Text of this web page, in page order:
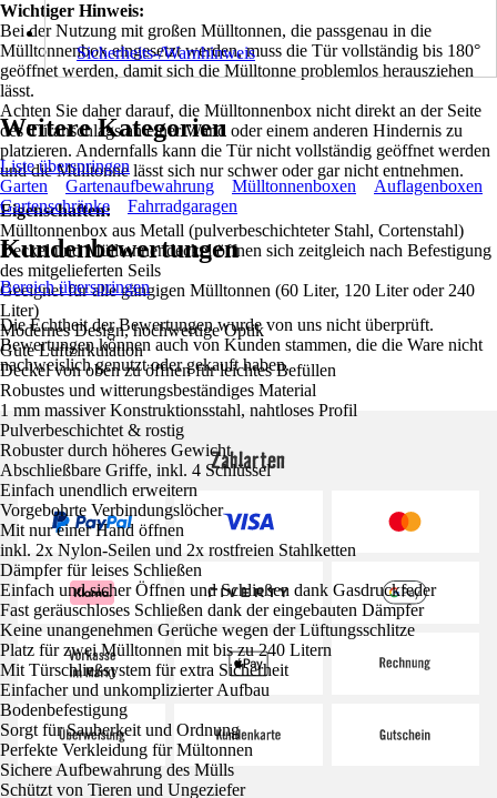
Wichtiger Hinweis:
Bei der Nutzung mit großen Mülltonnen, die passgenau in die
Mülltonnenbox eingesetzt werden, muss die Tür vollständig bis 180°
geöffnet werden, damit sich die Mülltonne problemlos herausziehen
lässt.
Achten Sie daher darauf, die Mülltonnenbox nicht direkt an der Seite
des Türanschlags an einer Wand oder einem anderen Hindernis zu
platzieren. Andernfalls kann die Tür nicht vollständig geöffnet werden
und die Mülltonne lässt sich nur schwer oder gar nicht entnehmen.
Eigenschaften:
Mülltonnenbox aus Metall (pulverbeschichteter Stahl, Cortenstahl)
Deckel und Mülltonnendeckel öffnen sich zeitgleich nach Befestigung
des mitgelieferten Seils
Geeignet für alle gängigen Mülltonnen (60 Liter, 120 Liter oder 240
Liter)
Modernes Design, hochwertige Optik
Gute Luftzirkulation
Deckel von oben zu öffnen für leichtes Befüllen
Robustes und witterungsbeständiges Material
1 mm massiver Konstruktionsstahl, nahtloses Profil
Pulverbeschichtet & rostig
Robuster durch höheres Gewicht
Abschließbare Griffe, inkl. 4 Schlüssel
Einfach unendlich erweitern
Vorgebohrte Verbindungslöcher
Mit nur einer Hand öffnen
inkl. 2x Nylon-Seilen und 2x rostfreien Stahlketten
Dämpfer für leises Schließen
Einfach und sicher Öffnen und Schließen dank Gasdruckfeder
Fast geräuschloses Schließen dank der eingebauten Dämpfer
Keine unangenehmen Gerüche wegen der Lüftungsschlitze
Platz für zwei Mülltonnen mit bis zu 240 Litern
Mit Türschließsystem für extra Sicherheit
Einfacher und unkomplizierter Aufbau
Bodenbefestigung
Sorgt für Sauberkeit und Ordnung
Perfekte Verkleidung für Mültonnen
Sichere Aufbewahrung des Mülls
Schützt von Tieren und Ungeziefer
Sicherheits-/Warnhinweis
Weitere Kategorien
Liste überspringen
Garten
Gartenaufbewahrung Mülltonnenboxen
Auflagenboxen
Gartenschränke
Fahrradgaragen
Kundenbewertungen
Bereich überspringen
Die Echtheit der Bewertungen wurde von uns nicht überprüft.
Bewertungen können auch von Kunden stammen, die die Ware nicht
nachweislich genutzt oder gekauft haben.
Zahlarten